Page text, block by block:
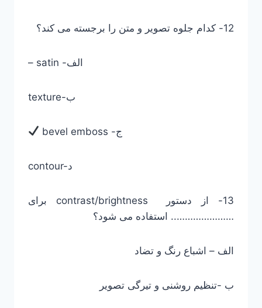
12- کدام جلوه تصویر و متن را برجسته می کند؟
– satin -الف
texture-ب
bevel emboss -ج
contour-د
13- از دستور contrast/brightness برای
………………….. استفاده می شود؟
الف – اشباع رنگ و تضاد
ب -تنظیم روشنی و تیرگی تصویر